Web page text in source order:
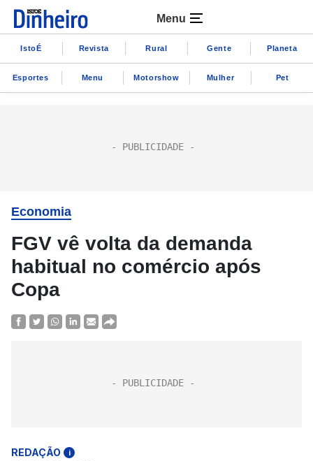
Menu
IstoÉ Revista Rural Gente Planeta
Esportes Menu Motorshow Mulher Pet
Economia
FGV vê volta da demanda
habitual no comércio após
Copa
REDAÇÃO i